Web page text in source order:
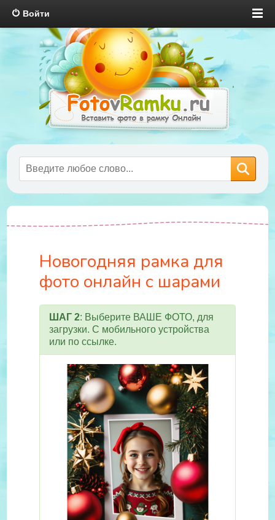
Войти
Новогодняя рамка для
фото онлайн с шарами
ШАГ 2: Выберите ВАШЕ ФОТО, для
загрузки. С мобильного устройства
или по ссылке.